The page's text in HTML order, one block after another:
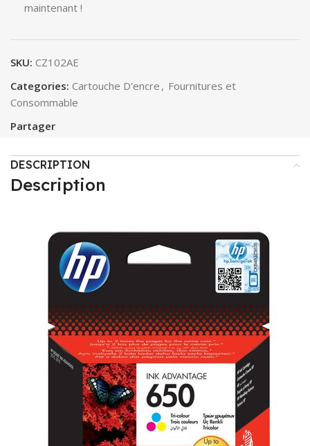
maintenant !
SKU: CZ102AE
Categories: Cartouche D'encre , Fournitures et
Consommable
Partager
DESCRIPTION
Description